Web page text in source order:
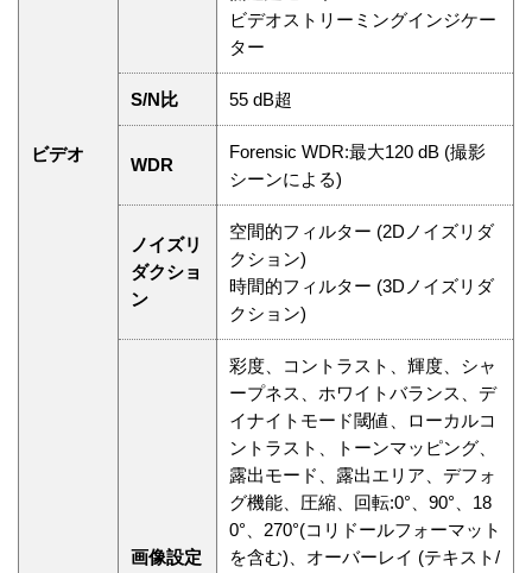
ビデオ
ビデオストリーミングインジケー
ター
S/N比 55 dB超
WDR
Forensic WDR:最大120 dB (撮影
シーンによる)
ノイズリ
ダクショ
ン
空間的フィルター (2Dノイズリダ
クション)
時間的フィルター (3Dノイズリダ
クション)
画像設定
彩度、コントラスト、輝度、シャ
ープネス、ホワイトバランス、デ
イナイトモード閾値、ローカルコ
ントラスト、トーンマッピング、
露出モード、露出エリア、デフォ
グ機能、圧縮、回転:0°、90°、18
0°、270°(コリドールフォーマット
を含む)、オーバーレイ (テキスト/